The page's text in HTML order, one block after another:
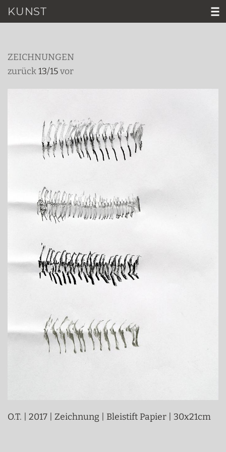
KUNST
VITA
VIDEO
AKTUELL
KONTAKT
D│E
ZEICHNUNGEN
zurück13/15vor
O.T. | 2017 | Zeichnung | Bleistift Papier | 30x21cm